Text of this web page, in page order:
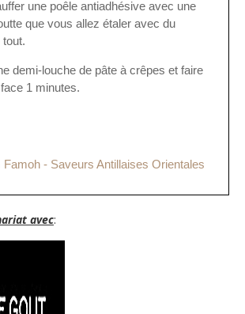
une poêle antiadhésive avec une
que vous allez étaler avec du
tout.
demi-louche de pâte à crêpes et faire
1 minutes.
Famoh - Saveurs Antillaises Orientales
avec: